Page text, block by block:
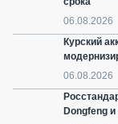
06.08.2026
Курский
06.08.2026
Dongfeng